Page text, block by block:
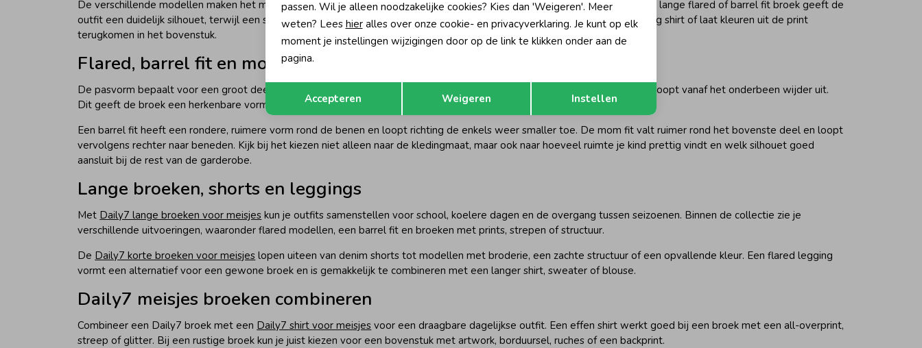
De verschillende modellen maken het mogelijk om de broek aan te passen aan het seizoen en de gewenste uitstraling. Een lange flared of barrel fit broek geeft de
outfit een duidelijk silhouet, terwijl een short geschikt is voor warme dagen. Combineer een opvallende broek met een rustig shirt of laat kleuren uit de print
terugkomen in het bovenstuk.
Flared, barrel fit en mom fit broeken
De pasvorm bepaalt voor een groot deel hoe een Daily7 meisjes broek valt. Een flared model sluit bovenaan meer aan en loopt vanaf het onderbeen wijder uit.
Dit geeft de broek een herkenbare vorm die goed combineert met een T-shirt, blouse of sweater.
Een barrel fit heeft een rondere, ruimere vorm rond de benen en loopt richting de enkels weer smaller toe. De mom fit valt ruimer rond het bovenste deel en loopt
vervolgens rechter naar beneden. Kijk bij het kiezen niet alleen naar de kledingmaat, maar ook naar hoeveel ruimte je kind prettig vindt en welk silhouet goed
aansluit bij de rest van de garderobe.
Lange broeken, shorts en leggings
Met Daily7 lange broeken voor meisjes kun je outfits samenstellen voor school, koelere dagen en de overgang tussen seizoenen. Binnen de collectie zie je
verschillende uitvoeringen, waaronder flared modellen, een barrel fit en broeken met prints, strepen of structuur.
De Daily7 korte broeken voor meisjes lopen uiteen van denim shorts tot modellen met broderie, een zachte structuur of een opvallende kleur. Een flared legging
vormt een alternatief voor een gewone broek en is gemakkelijk te combineren met een langer shirt, sweater of blouse.
Daily7 meisjes broeken combineren
Combineer een Daily7 broek met een Daily7 shirt voor meisjes voor een draagbare dagelijkse outfit. Een effen shirt werkt goed bij een broek met een all-overprint,
streep of glitter. Bij een rustige broek kun je juist kiezen voor een bovenstuk met artwork, borduursel, ruches of een backprint.
Opslaan
passen. Wil je alleen noodzakelijke cookies? Kies dan 'Weigeren'. Meer
weten? Lees hieralles over onze cookie- en privacyverklaring. Je kunt op elk
moment je instellingen wijzigingen door op de link te klikken onder aan de
pagina.
Accepteren Weigeren Instellen